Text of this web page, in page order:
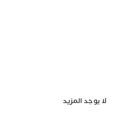
لا يوجد المزيد